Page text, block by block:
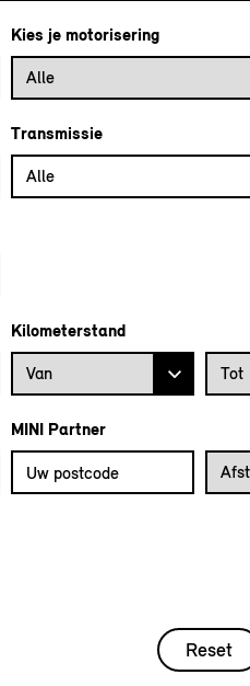
Kies je motorisering
Alle
Transmissie
Alle
Kilometerstand
Kilometerstand vanaf
Van Tot
MINI Partner
Vul uw postcode in om de
Reset